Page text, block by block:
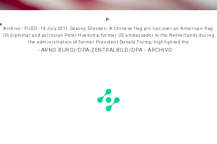
Archivo - FILED - 14 July 2011, Saxony, Dresden: A Chinese flag pin lies over an American flag.
US diplomat and politician Peter Hoekstra, former US ambassador to the Netherlands during
the administration of former President Donald Trump, highlighted the
- ARNO BURGI/DPA-ZENTRALBILD/DPA - ARCHIVO